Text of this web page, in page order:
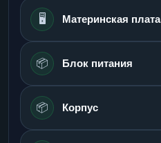
🖥️ Материнская плата
📦 Блок питания
📦 Корпус